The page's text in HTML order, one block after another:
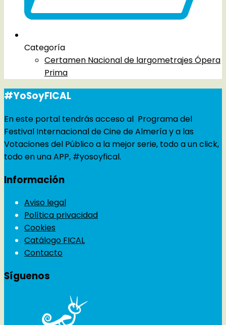
Categoría
Certamen Nacional de largometrajes Ópera
Prima
#YoSoyFICAL
En este portal tendrás acceso al Programa del
Festival Internacional de Cine de Almería y a las
Votaciones del Público a la mejor serie, todo a un click,
todo en una APP, #yosoyfical.
Información
Aviso legal
Política privacidad
Cookies
Catálogo FICAL
Contacto
Síguenos